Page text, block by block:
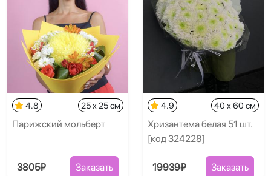
4.8 25 x 25 см
Парижский мольберт
3805₽ Заказать
4.9 40 x 60 см
Хризантема белая 51 шт.
[код 324228]
19939₽ Заказать